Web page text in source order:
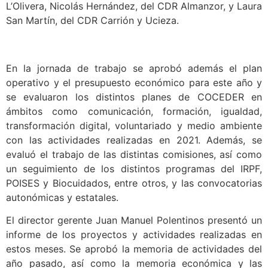
L’Olivera, Nicolás Hernández, del CDR Almanzor, y Laura
San Martín, del CDR Carrión y Ucieza.
En la jornada de trabajo se aprobó además el plan
operativo y el presupuesto económico para este año y
se evaluaron los distintos planes de COCEDER en
ámbitos como comunicación, formación, igualdad,
transformación digital, voluntariado y medio ambiente
con las actividades realizadas en 2021. Además, se
evaluó el trabajo de las distintas comisiones, así como
un seguimiento de los distintos programas del IRPF,
POISES y Biocuidados, entre otros, y las convocatorias
autonómicas y estatales.
El director gerente Juan Manuel Polentinos presentó un
informe de los proyectos y actividades realizadas en
estos meses. Se aprobó la memoria de actividades del
año pasado, así como la memoria económica y las